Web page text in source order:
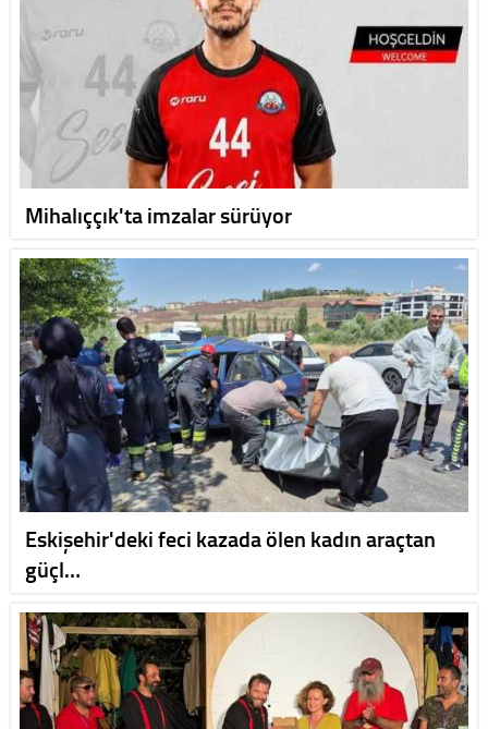
Mihalıççık'ta imzalar sürüyor
Eskişehir'deki feci kazada ölen kadın araçtan
güçl…